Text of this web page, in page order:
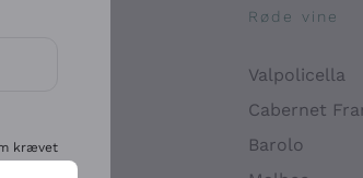
Røde vine
Valpolicella
Cabernet
Barolo
og personlige tilbud
krævet